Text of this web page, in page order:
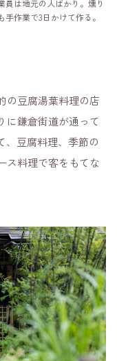
員は地元の人ばかり。燻り
手作業で3日かけて作る。
の豆腐湯葉料理の店
に鎌倉街道が通って
、豆腐料理、季節の
ス料理で客をもてな